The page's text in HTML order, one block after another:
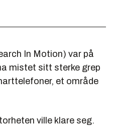
In Motion) var på
mistet sitt sterke grep
et område
ville klare seg.